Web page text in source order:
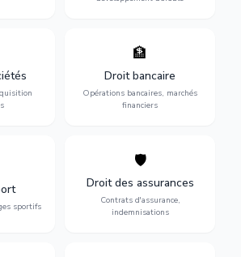
votre
fusion-
et
🏦
Droit bancaire
Opérations bancaires, marchés
financiers
Gestion de vos opérations
financières : contentieux
bancaire, investissements et
régulation.
sportifs
:
et
🛡️
Droit des assurances
Contrats d'assurance,
indemnisations
Défense de vos intérêts :
contrats d'assurance,
sinistres et indemnisations
optimales.